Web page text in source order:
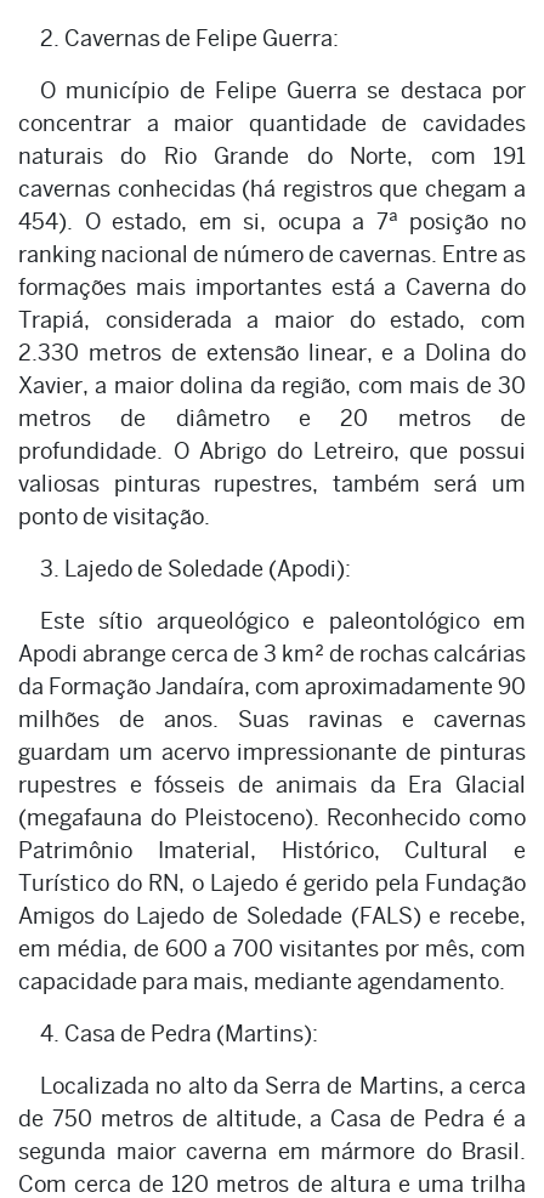
2. Cavernas de Felipe Guerra:
O município de Felipe Guerra se destaca por
concentrar a maior quantidade de cavidades
naturais do Rio Grande do Norte, com 191
cavernas conhecidas (há registros que chegam a
454). O estado, em si, ocupa a 7ª posição no
ranking nacional de número de cavernas. Entre as
formações mais importantes está a Caverna do
Trapiá, considerada a maior do estado, com
2.330 metros de extensão linear, e a Dolina do
Xavier, a maior dolina da região, com mais de 30
metros de diâmetro e 20 metros de
profundidade. O Abrigo do Letreiro, que possui
valiosas pinturas rupestres, também será um
ponto de visitação.
3. Lajedo de Soledade (Apodi):
Este sítio arqueológico e paleontológico em
Apodi abrange cerca de 3 km² de rochas calcárias
da Formação Jandaíra, com aproximadamente 90
milhões de anos. Suas ravinas e cavernas
guardam um acervo impressionante de pinturas
rupestres e fósseis de animais da Era Glacial
(megafauna do Pleistoceno). Reconhecido como
Patrimônio Imaterial, Histórico, Cultural e
Turístico do RN, o Lajedo é gerido pela Fundação
Amigos do Lajedo de Soledade (FALS) e recebe,
em média, de 600 a 700 visitantes por mês, com
capacidade para mais, mediante agendamento.
4. Casa de Pedra (Martins):
Localizada no alto da Serra de Martins, a cerca
de 750 metros de altitude, a Casa de Pedra é a
segunda maior caverna em mármore do Brasil.
Com cerca de 120 metros de altura e uma trilha